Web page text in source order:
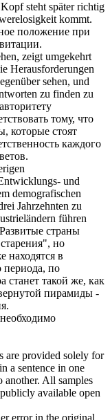
steht später richtig
kommt.
положение при
zeigt umgekehrt
Herausforderungen
sehen, und
zu finden zu
тому, что
которые стоят
каждого
und
demografischen
Jahrzehnten zu
führen
Развитые страны
но
находятся в
периода, по
станет такой же, как
пирамиды -
are provided solely for
a sentence in one
another. All samples
available open